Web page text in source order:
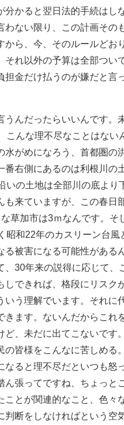
かると翌日法的手続はし
ない限り、この計画その
から、今、そのルールどお
れ以外の予算は全部つい
金だけ払うのが嫌だと言
んだったらいいんです。
こんな理不尽なことはない
がめになろう、首都圏の
番右側にあるのは利根川の
いの土地は全部川の底より
来ていますが、この春日
草加市は3ｍなんです。そ
昭和22年のカスリーン台
る被害になる可能性がある
30年来の説得に応じて、
できれば、格段にリスク
う理解でいます。それに
ます。ないんだからこれ
、未だに出てこないです
皆様をこんなに苦しめる
ると理不尽だといつも怒
張ってですね、ちょっと
とが関連的なこと、色々
判断をしなければという空